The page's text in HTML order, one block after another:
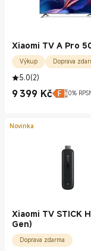
Xiaomi TV A Pro
Výkup Doprava
5.0(2)
9 399 Kč
Current Price Kč9399.00
0%
Novinka
Xiaomi TV STICK
Gen)
Doprava zdarma